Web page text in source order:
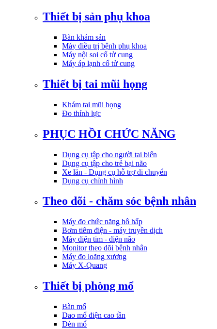
Thiết bị sản phụ khoa
Bàn khám sản
Máy điều trị bệnh phụ khoa
Máy nội soi cổ tử cung
Máy áp lạnh cổ tử cung
Thiết bị tai mũi họng
Khám tai mũi họng
Đo thính lực
PHỤC HỒI CHỨC NĂNG
Dụng cụ tập cho người tai biến
Dụng cụ tập cho trẻ bại não
Xe lăn - Dụng cụ hỗ trợ di chuyển
Dụng cụ chỉnh hình
Theo dõi - chăm sóc bệnh nhân
Máy đo chức năng hô hấp
Bơm tiêm điện - máy truyền dịch
Máy điện tim - điện não
Monitor theo dõi bệnh nhân
Máy đo loãng xương
Máy X-Quang
Thiết bị phòng mổ
Bàn mổ
Dao mổ điện cao tần
Đèn mổ